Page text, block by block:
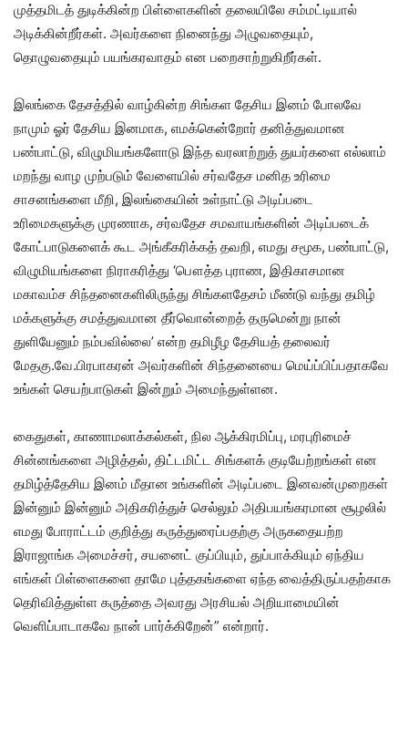
முத்தமிடத் துடிக்கின்ற பிள்ளைகளின் தலையிலே சம்மட்டியால்
அடிக்கின்றீர்கள். அவர்களை நினைந்து அழுவதையும்,
தொழுவதையும் பயங்கரவாதம் என பறைசாற்றுகிறீர்கள்.
இலங்கை தேசத்தில் வாழ்கின்ற சிங்கள தேசிய இனம் போலவே
நாமும் ஓர் தேசிய இனமாக, எமக்கென்றோர் தனித்துவமான
பண்பாட்டு, விழுமியங்களோடு இந்த வரலாற்றுத் துயர்களை எல்லாம்
மறந்து வாழ முற்படும் வேளையில் சர்வதேச மனித உரிமை
சாசனங்களை மீறி, இலங்கையின் உள்நாட்டு அடிப்படை
உரிமைகளுக்கு முரணாக, சர்வதேச சமவாயங்களின் அடிப்படைக்
கோட்பாடுகளைக் கூட அங்கீகரிக்கத் தவறி, எமது சமூக, பண்பாட்டு,
விழுமியங்களை நிராகரித்து ‘பௌத்த புராண, இதிகாசமான
மகாவம்ச சிந்தனைகளிலிருந்து சிங்களதேசம் மீண்டு வந்து தமிழ்
மக்களுக்கு சமத்துவமான தீர்வொன்றைத் தருமென்று நான்
துளியேனும் நம்பவில்லை’ என்ற தமிழீழ தேசியத் தலைவர்
மேதகு.வே.பிரபாகரன் அவர்களின் சிந்தனையை மெய்ப்பிப்பதாகவே
உங்கள் செயற்பாடுகள் இன்றும் அமைந்துள்ளன.
கைதுகள், காணாமலாக்கல்கள், நில ஆக்கிரமிப்பு, மரபுரிமைச்
சின்னங்களை அழித்தல், திட்டமிட்ட சிங்களக் குடியேற்றங்கள் என
தமிழ்த்தேசிய இனம் மீதான உங்களின் அடிப்படை இனவன்முறைகள்
இன்னும் இன்னும் அதிகரித்துச் செல்லும் அதிபயங்கரமான சூழலில்
எமது போராட்டம் குறித்து கருத்துரைப்பதற்கு அருகதையற்ற
இராஜாங்க அமைச்சர், சயனைட் குப்பியும், துப்பாக்கியும் ஏந்திய
எங்கள் பிள்ளைகளை தாமே புத்தகங்களை ஏந்த வைத்திருப்பதற்காக
தெரிவித்துள்ள கருத்தை அவரது அரசியல் அறியாமையின்
வெளிப்பாடாகவே நான் பார்க்கிறேன்” என்றார்.